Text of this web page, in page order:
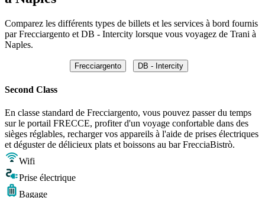
Comparez les différents types de billets et les services à bord fournis
par Frecciargento et DB - Intercity lorsque vous voyagez de Trani à
Naples.
Frecciargento DB - Intercity
Second Class
En classe standard de Frecciargento, vous pouvez passer du temps
sur le portail FRECCE, profiter d'un voyage confortable dans des
sièges réglables, recharger vos appareils à l'aide de prises électriques
et déguster de délicieux plats et boissons au bar FrecciaBistrò.
Wifi
Prise électrique
Bagage